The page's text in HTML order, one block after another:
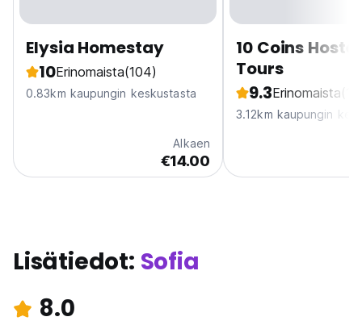
Elysia Homestay
10Erinomaista(104)
0.83km kaupungin keskustasta
Alkaen
€14.00
10 Coins
Tours
9.3Erinomaista
3.12km kaupungin
Lisätiedot: Sofia
8.0